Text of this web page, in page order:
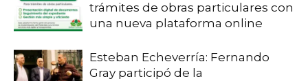
trámites de obras particulares con
una nueva plataforma online
Esteban Echeverría: Fernando
Gray participó de la